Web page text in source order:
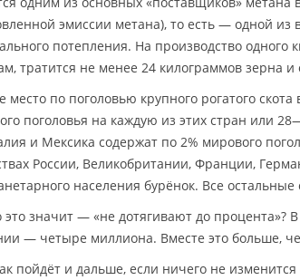
эмиссии метана), то есть — одной
потепления. На производство
тратится не менее 24 килограммов зерна
место по поголовью крупного рогатого
поголовья на каждую из этих стран или
и Мексика содержат по 2% мирового
России, Великобритании, Франции,
населения бурёнок. Все
это значит — «не дотягивают до процента»?
— четыре миллиона. Вместе это больше,
пойдёт и дальше, если ничего не